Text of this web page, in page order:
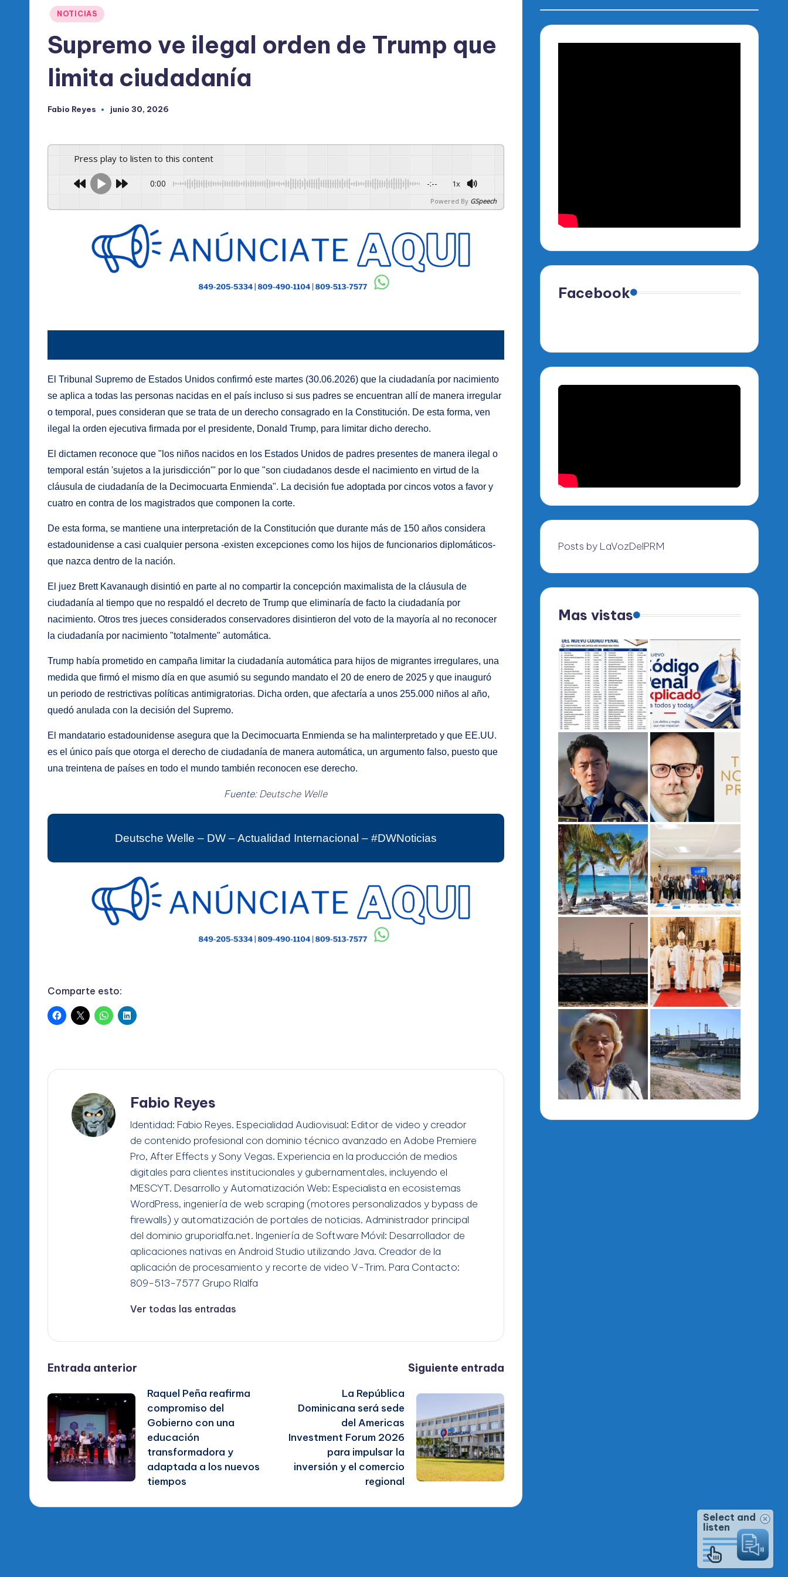
M
Publicado
NOTICIAS
Supremo ve ilegal orden de Trump que
limita ciudadanía
Publicado
Fabio Reyes junio 30, 2026
Press play to listen to this content
0:00 -:-- 1x
Powered By GSpeech
El Tribunal Supremo de Estados Unidos confirmó este martes (30.06.2026) que la ciudadanía por nacimiento
se aplica a todas las personas nacidas en el país incluso si sus padres se encuentran allí de manera irregular
o temporal, pues consideran que se trata de un derecho consagrado en la Constitución. De esta forma, ven
ilegal la orden ejecutiva firmada por el presidente, Donald Trump, para limitar dicho derecho.
El dictamen reconoce que "los niños nacidos en los Estados Unidos de padres presentes de manera ilegal o
temporal están 'sujetos a la jurisdicción'" por lo que "son ciudadanos desde el nacimiento en virtud de la
cláusula de ciudadanía de la Decimocuarta Enmienda". La decisión fue adoptada por cincos votos a favor y
cuatro en contra de los magistrados que componen la corte.
De esta forma, se mantiene una interpretación de la Constitución que durante más de 150 años considera
estadounidense a casi cualquier persona -existen excepciones como los hijos de funcionarios diplomáticos-
que nazca dentro de la nación.
El juez Brett Kavanaugh disintió en parte al no compartir la concepción maximalista de la cláusula de
ciudadanía al tiempo que no respaldó el decreto de Trump que eliminaría de facto la ciudadanía por
nacimiento. Otros tres jueces considerados conservadores disintieron del voto de la mayoría al no reconocer
la ciudadanía por nacimiento "totalmente" automática.
Trump había prometido en campaña limitar la ciudadanía automática para hijos de migrantes irregulares, una
medida que firmó el mismo día en que asumió su segundo mandato el 20 de enero de 2025 y que inauguró
un periodo de restrictivas políticas antimigratorias. Dicha orden, que afectaría a unos 255.000 niños al año,
quedó anulada con la decisión del Supremo.
El mandatario estadounidense asegura que la Decimocuarta Enmienda se ha malinterpretado y que EE.UU.
es el único país que otorga el derecho de ciudadanía de manera automática, un argumento falso, puesto que
una treintena de países en todo el mundo también reconocen ese derecho.
Fuente: Deutsche Welle
Deutsche Welle – DW – Actualidad Internacional – #DWNoticias
Comparte esto:
Fabio Reyes
Identidad: Fabio Reyes. Especialidad Audiovisual: Editor de video y creador
de contenido profesional con dominio técnico avanzado en Adobe Premiere
Pro, After Effects y Sony Vegas. Experiencia en la producción de medios
digitales para clientes institucionales y gubernamentales, incluyendo el
MESCYT. Desarrollo y Automatización Web: Especialista en ecosistemas
WordPress, ingeniería de web scraping (motores personalizados y bypass de
firewalls) y automatización de portales de noticias. Administrador principal
del dominio gruporialfa.net. Ingeniería de Software Móvil: Desarrollador de
aplicaciones nativas en Android Studio utilizando Java. Creador de la
aplicación de procesamiento y recorte de video V-Trim. Para Contacto:
809-513-7577 Grupo RIalfa
Ver todas las entradas
Navegación
de
entradas
Entrada anterior
Raquel Peña reafirma
compromiso del
Gobierno con una
educación
transformadora y
adaptada a los nuevos
tiempos
Siguiente entrada
La República
Dominicana será sede
del Americas
Investment Forum 2026
para impulsar la
inversión y el comercio
regional
Facebook
Posts by LaVozDelPRM
Mas vistas
Select and
listen